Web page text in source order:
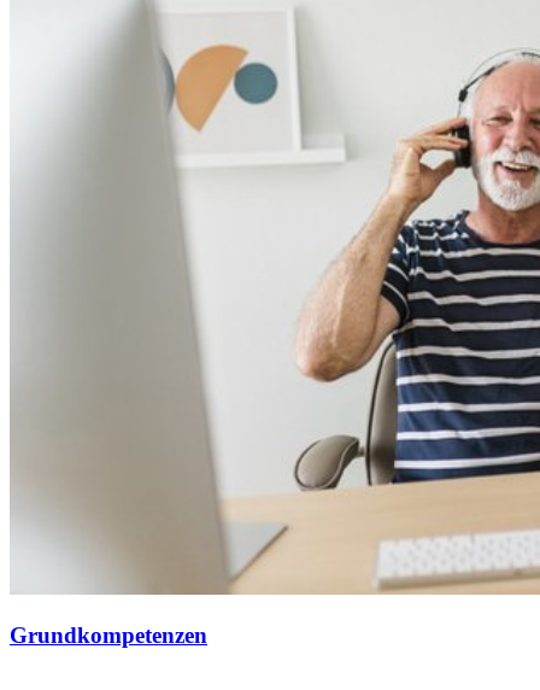
Grundkompetenzen